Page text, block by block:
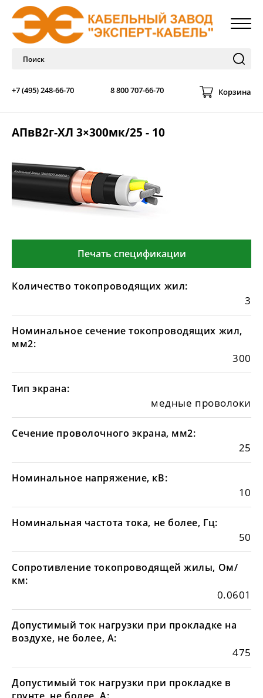
+7 (495) 248-66-70 8 800 707-66-70 Корзина
АПвВ2г-ХЛ 3×300мк/25 - 10
Печать спецификации
Количество токопроводящих жил:
3
Номинальное сечение токопроводящих жил,
мм2:
300
Тип экрана:
медные проволоки
Сечение проволочного экрана, мм2:
25
Номинальное напряжение, кВ:
10
Номинальная частота тока, не более, Гц:
50
Сопротивление токопроводящей жилы, Ом/
км:
0.0601
Допустимый ток нагрузки при прокладке на
воздухе, не более, А:
475
Допустимый ток нагрузки при прокладке в